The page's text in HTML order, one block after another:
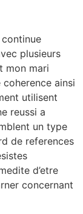
plusieurs
mon mari
ainsi
utilisent
reussi a
un type
de references
d’etre
concernant